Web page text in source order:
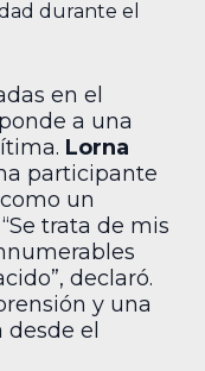
durante el
en el
a una
Lorna
participante
un
trata de mis
declaró.
y una
el